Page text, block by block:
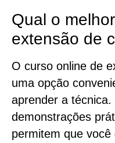
Qual o
extensão de
O curso online de
uma opção
aprender a
demonstrações
permitem que